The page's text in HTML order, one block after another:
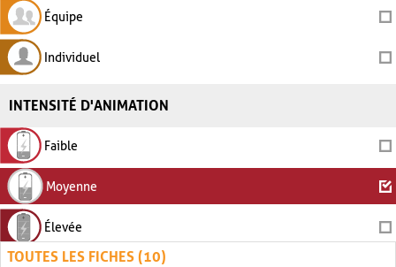
Équipe
Individuel
INTENSITÉ D'ANIMATION
Faible
Moyenne
Élevée
TOUTES LES FICHES (10)